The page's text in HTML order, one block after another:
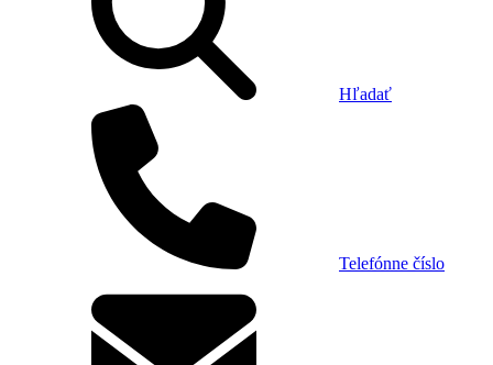
Hľadať
Telefónne číslo